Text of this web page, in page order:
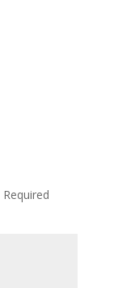
Required